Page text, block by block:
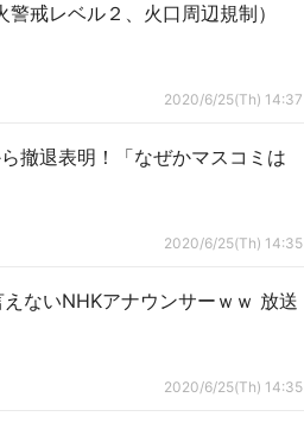
戒レベル２、火口周辺規制）
2020/6/25(Th) 14:37
撤退表明！「なぜかマスコミは
2020/6/25(Th) 14:35
ないNHKアナウンサーｗｗ 放送
2020/6/25(Th) 14:35